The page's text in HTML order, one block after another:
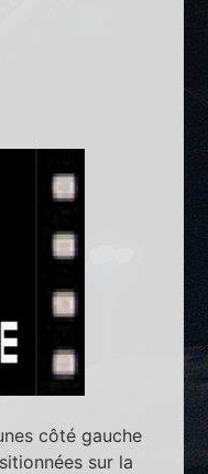
côté gauche
sur la